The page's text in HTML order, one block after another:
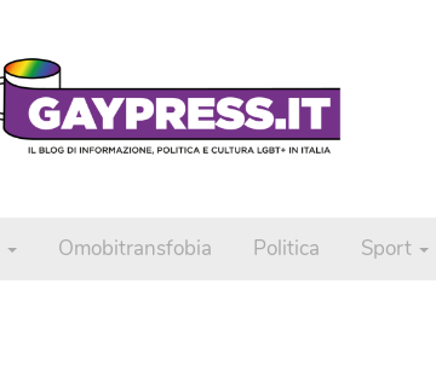
Omobitransfobia Politica Sport